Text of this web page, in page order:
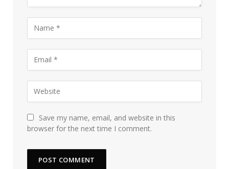
Save my name, email, and website in this
browser for the next time I comment.